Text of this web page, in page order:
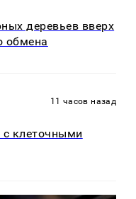
деревьев вверх
обмена
11 часов назад
с клеточными